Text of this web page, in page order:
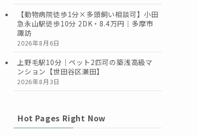
【動物病院徒歩1分×多頭飼い相談可】小田
急永山駅徒歩10分 2DK・8.4万円｜多摩市
諏訪
2026年8月6日
上野毛駅10分｜ペット2匹可の築浅高級マ
ンション【世田谷区瀬田】
2026年8月3日
Hot Pages Right Now